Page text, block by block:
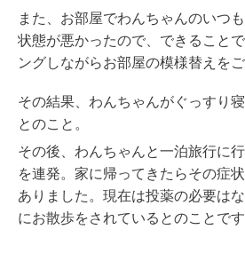
また、お部屋でわんちゃんのいつ
状態が悪かったので、できること
ングしながらお部屋の模様替えをご
その結果、わんちゃんがぐっすり
とのこと。
その後、わんちゃんと一泊旅行に
を連発。家に帰ってきたらその症
ありました。現在は投薬の必要は
にお散歩をされているとのことです